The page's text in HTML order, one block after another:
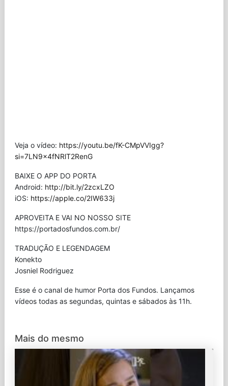
Veja o vídeo: https://youtu.be/fK-CMpVVIgg?
si=7LN9x4fNRlT2RenG
BAIXE O APP DO PORTA
Android: http://bit.ly/2zcxLZO
iOS: https://apple.co/2IW633j
APROVEITA E VAI NO NOSSO SITE
⁠https://portadosfundos.com.br/
TRADUÇÃO E LEGENDAGEM
Konekto
Josniel Rodriguez
Esse é o canal de humor Porta dos Fundos. Lançamos
vídeos todas as segundas, quintas e sábados às 11h.
Mais do mesmo